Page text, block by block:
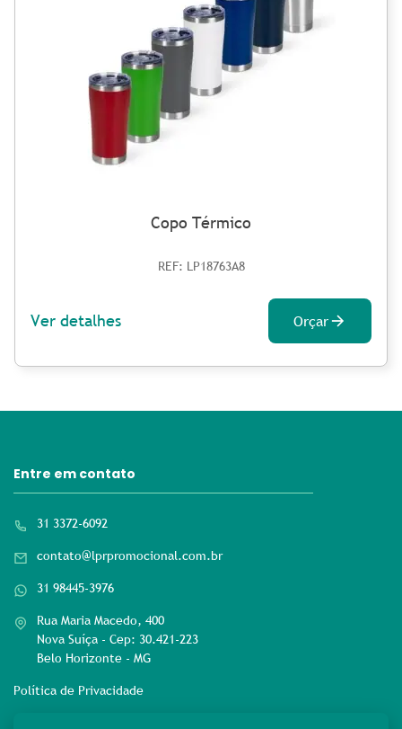
Copo Térmico
REF: LP18763A8
Ver detalhes Orçar
Entre em contato
31 3372-6092
contato@lprpromocional.com.br
31 98445-3976
Rua Maria Macedo, 400
Nova Suíça - Cep: 30.421-223
Belo Horizonte - MG
Política de Privacidade